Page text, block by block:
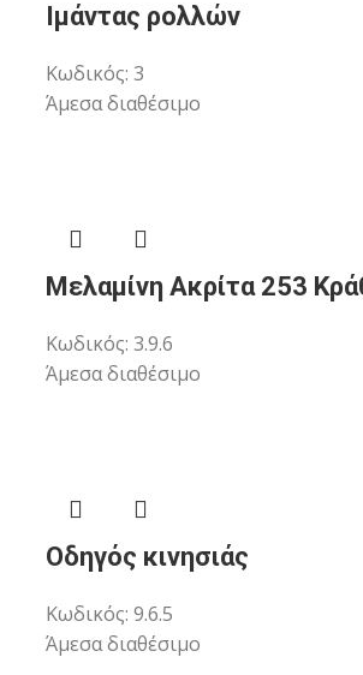
Ιμάντας ρολλών
Κωδικός: 3
Άμεσα διαθέσιμο
Μελαμίνη Ακρίτα 253
Κωδικός: 3.9.6
Άμεσα διαθέσιμο
Οδηγός κινησιάς
Κωδικός: 9.6.5
Άμεσα διαθέσιμο